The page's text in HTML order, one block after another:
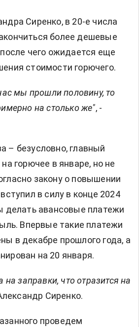
Сиренко, в 20-е числа
более дешевые
чего ожидается еще
стоимости горючего.
мы прошли половину, то
на столько же", -
– безусловно, главный
горючее в январе, но не
закону о повышении
в силу в конце 2024
делать авансовые платежи
Впервые такие платежи
в декабре прошлого года, а
на 20 января.
на заправки, что отразится на
Сиренко.
проведем